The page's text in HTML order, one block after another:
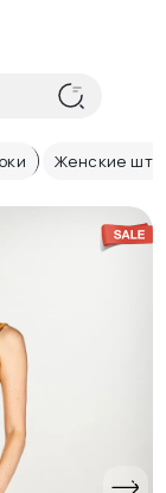
Женские